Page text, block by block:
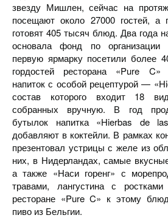
звезду Мишлен, сейчас на
посещают около 27000 гостей, а
готовят 405 тысяч блюд. Два года
основала фонд по организации
первую ярмарку посетили более
гордостей ресторана «Pure C»
напиток с особой рецептурой —
состав которого входит 18
собранных вручную. В год
бутылок напитка «Hierbas de
добавляют в коктейли. В рамках
презентовал устрицы с желе из
них, в Нидерландах, самые
а также «Наси горенг» с
травами, лангустина с
ресторане «Pure C» к этому
пиво из Бельгии.